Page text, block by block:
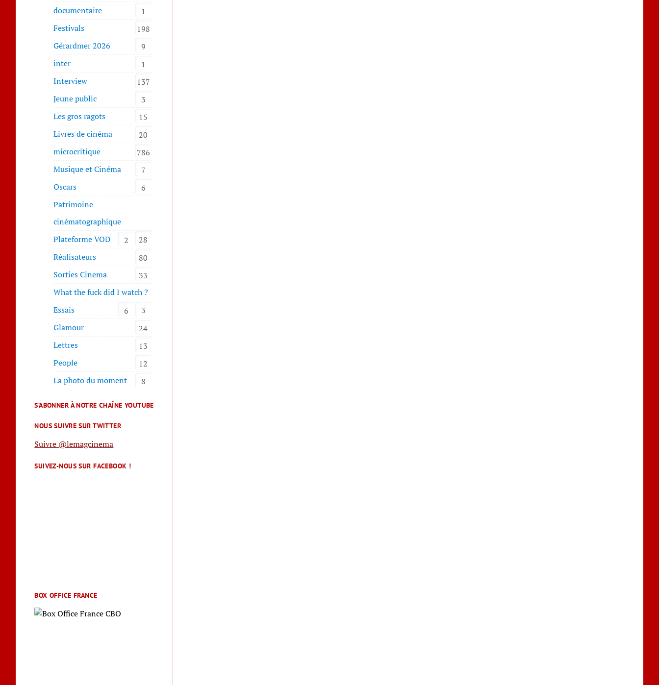
documentaire
1
Festivals
198
Gérardmer 2026
9
inter
1
Interview
137
Jeune public
3
Les gros ragots
15
Livres de cinéma
20
microcritique
786
Musique et Cinéma
7
Oscars
6
Patrimoine
cinématographique
28
Plateforme VOD
2
Réalisateurs
80
Sorties Cinema
33
What the fuck did I watch ?
3
Essais
6
Glamour
24
Lettres
13
People
12
La photo du moment
8
S’ABONNER À NOTRE CHAÎNE YOUTUBE
NOUS SUIVRE SUR TWITTER
Suivre @lemagcinema
SUIVEZ-NOUS SUR FACEBOOK !
BOX OFFICE FRANCE